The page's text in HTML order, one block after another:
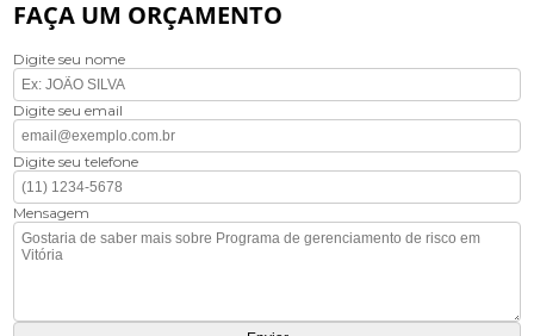
FAÇA UM ORÇAMENTO
Digite seu nome
Digite seu email
Digite seu telefone
Mensagem